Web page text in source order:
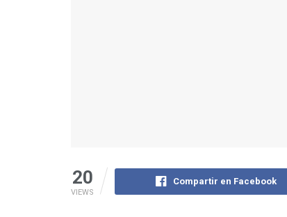
20
VIEWS
Compartir en Facebook